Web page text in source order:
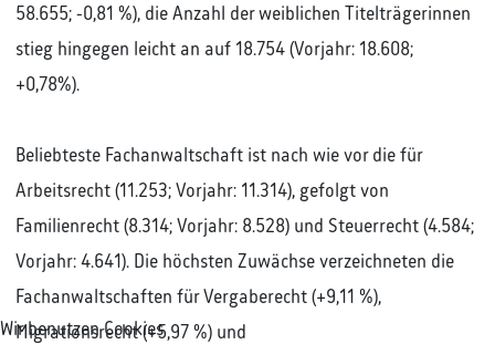
58.655; -0,81 %), die Anzahl der weiblichen Titelträgerinnen
stieg hingegen leicht an auf 18.754 (Vorjahr: 18.608;
+0,78%).
Beliebteste Fachanwaltschaft ist nach wie vor die für
Arbeitsrecht (11.253; Vorjahr: 11.314), gefolgt von
Familienrecht (8.314; Vorjahr: 8.528) und Steuerrecht (4.584;
Vorjahr: 4.641). Die höchsten Zuwächse verzeichneten die
Fachanwaltschaften für Vergaberecht (+9,11 %),
Migrationsrecht (+5,97 %) und
Wir benutzen Cookies